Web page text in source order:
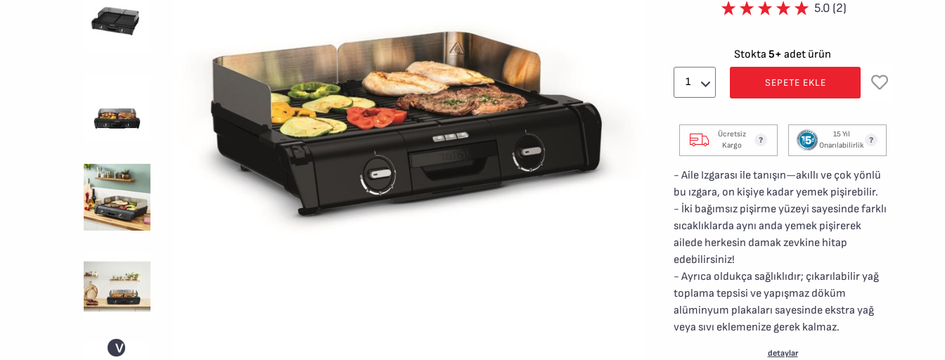
>
5.0 (2)
Stokta 5+ adet ürün
SEPETE EKLE
Ücretsiz
Kargo
15 Yıl
Onarılabilirlik
- Aile Izgarası ile tanışın—akıllı ve çok yönlü
bu ızgara, on kişiye kadar yemek pişirebilir.
- İki bağımsız pişirme yüzeyi sayesinde farklı
sıcaklıklarda aynı anda yemek pişirerek
ailede herkesin damak zevkine hitap
edebilirsiniz!
- Ayrıca oldukça sağlıklıdır; çıkarılabilir yağ
toplama tepsisi ve yapışmaz döküm
alüminyum plakaları sayesinde ekstra yağ
veya sıvı eklemenize gerek kalmaz.
detaylar